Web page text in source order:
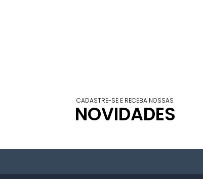
CADASTRE-SE E RECEBA NOSSAS
NOVIDADES